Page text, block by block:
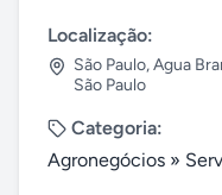
Localização:
São Paulo,Agua
São Paulo
Categoria:
Agronegócios »